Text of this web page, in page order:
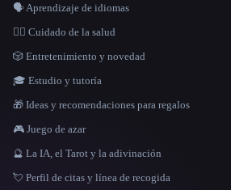
🗣️ Aprendizaje de idiomas
👩‍⚕️ Cuidado de la salud
🎲 Entretenimiento y novedad
🎓 Estudio y tutoría
🎁 Ideas y recomendaciones para regalos
🎮 Juego de azar
🔮 La IA, el Tarot y la adivinación
💘 Perfil de citas y línea de recogida